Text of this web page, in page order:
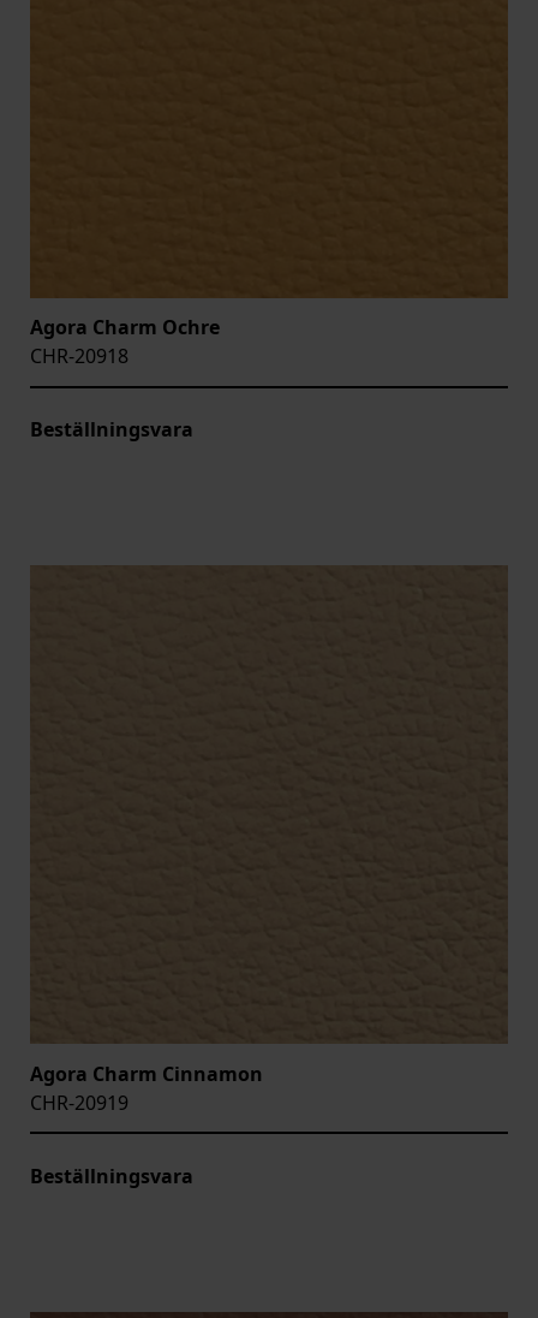
Agora Charm Ochre
CHR-20918
Beställningsvara
Agora Charm Cinnamon
CHR-20919
Beställningsvara